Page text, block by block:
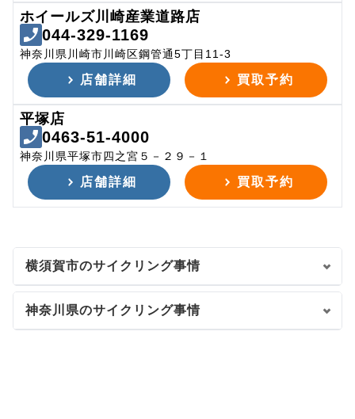
ホイールズ川崎産業道路店
044-329-1169
神奈川県川崎市川崎区鋼管通5丁目11-3
店舗詳細 買取予約
平塚店
0463-51-4000
神奈川県平塚市四之宮５－２９－１
店舗詳細 買取予約
横須賀市のサイクリング事情
神奈川県のサイクリング事情